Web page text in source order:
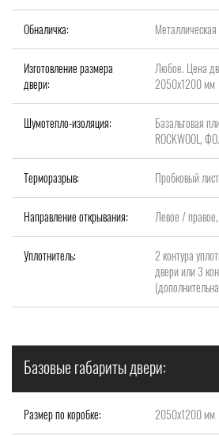
Обналичка:
Изготовление размера
двери:
Любое. Цена
2050х1200 мм
Шумотепло-изоляция:
Базальтовая
ROCKWOOL,
Терморазрыв: Пробковый лист
Направление открывания: Левое /
Уплотнитель:
2 контура
двери или 3
Базовые габариты двери:
Размер по коробке: 2050х1200 мм